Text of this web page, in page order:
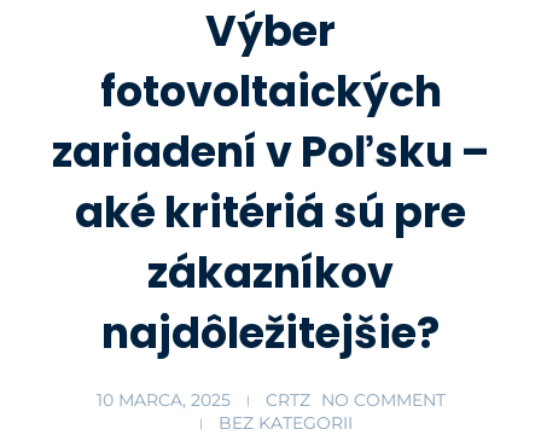
Výber
fotovoltaických
zariadení v Poľsku –
aké kritériá sú pre
zákazníkov
najdôležitejšie?
10 MARCA, 2025 CRTZ NO COMMENT
BEZ KATEGORII